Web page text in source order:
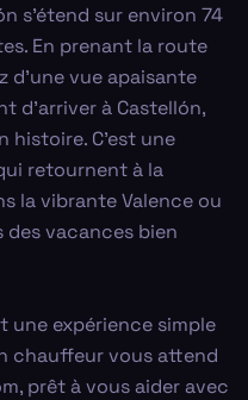
s'étend sur environ 74
En prenant la route
d'une vue apaisante
d'arriver à Castellón,
histoire. C'est une
retournent à la
la vibrante Valence ou
vacances bien
une expérience simple
chauffeur vous attend
prêt à vous aider avec